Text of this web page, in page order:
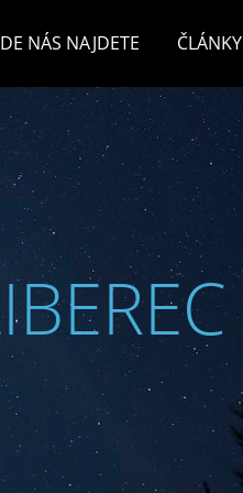
NÁS NAJDETE ČLÁNKY